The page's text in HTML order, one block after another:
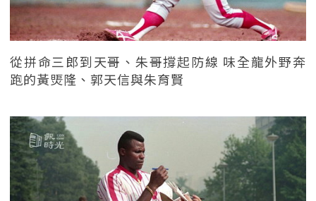
從拼命三郎到天哥、朱哥撐起防線 味全龍外野奔
跑的黃煚隆、郭天信與朱育賢